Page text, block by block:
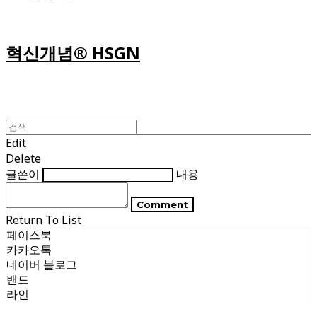
혁신개념® HSGN
Edit
Delete
글쓴이
내용
Comment
Return To List
페이스북
카카오톡
네이버 블로그
밴드
라인